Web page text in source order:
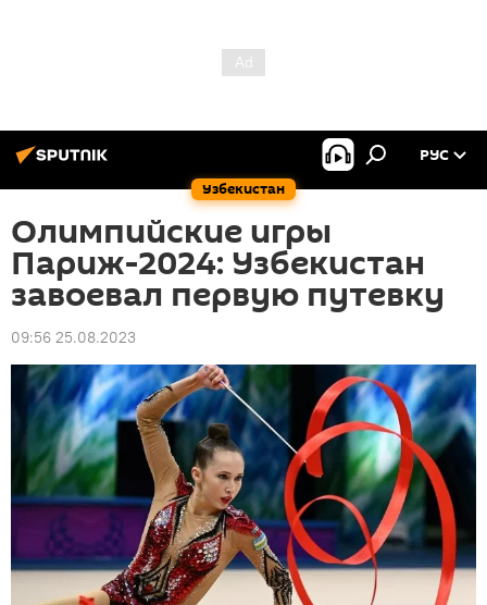
Узбекистан
РУС
Олимпийские игры
Париж-2024: Узбекистан
завоевал первую путевку
09:56 25.08.2023